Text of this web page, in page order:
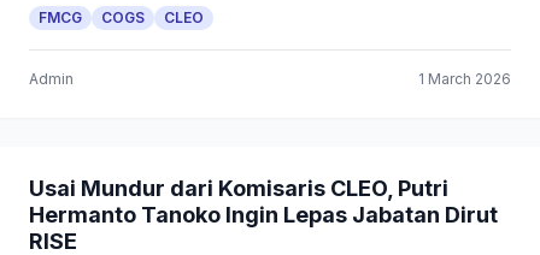
FMCG COGS CLEO
Admin 1 March 2026
Usai Mundur dari Komisaris CLEO, Putri
Hermanto Tanoko Ingin Lepas Jabatan Dirut
RISE